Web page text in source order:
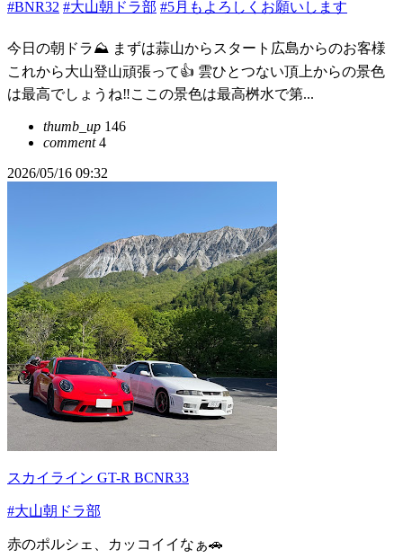
#BNR32 #大山朝ドラ部 #5月もよろしくお願いします
今日の朝ドラ⛰️ まずは蒜山からスタート広島からのお客様
これから大山登山頑張って👍 雲ひとつない頂上からの景色
は最高でしょうね‼︎ここの景色は最高桝水で第...
thumb_up 146
comment4
2026/05/16 09:32
スカイライン GT-R BCNR33
#大山朝ドラ部
赤のポルシェ、カッコイイなぁ🚗